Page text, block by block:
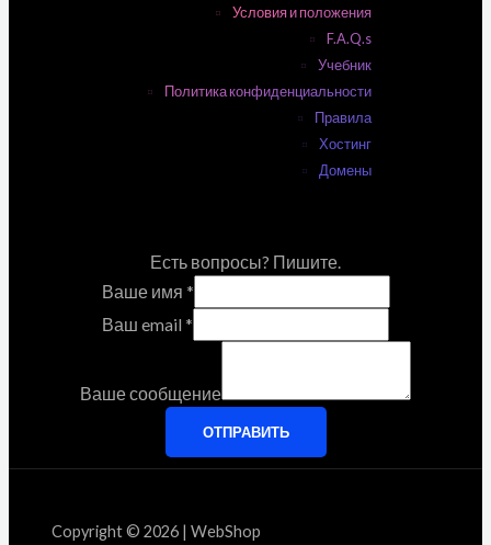
Условия и положения
F.A.Q.s
Учебник
Политика конфиденциальности
Правила
Хостинг
Домены
Есть вопросы? Пишите.
Ваше имя *
Ваш email *
Ваше сообщение
ОТПРАВИТЬ
Copyright © 2026 | WebShop